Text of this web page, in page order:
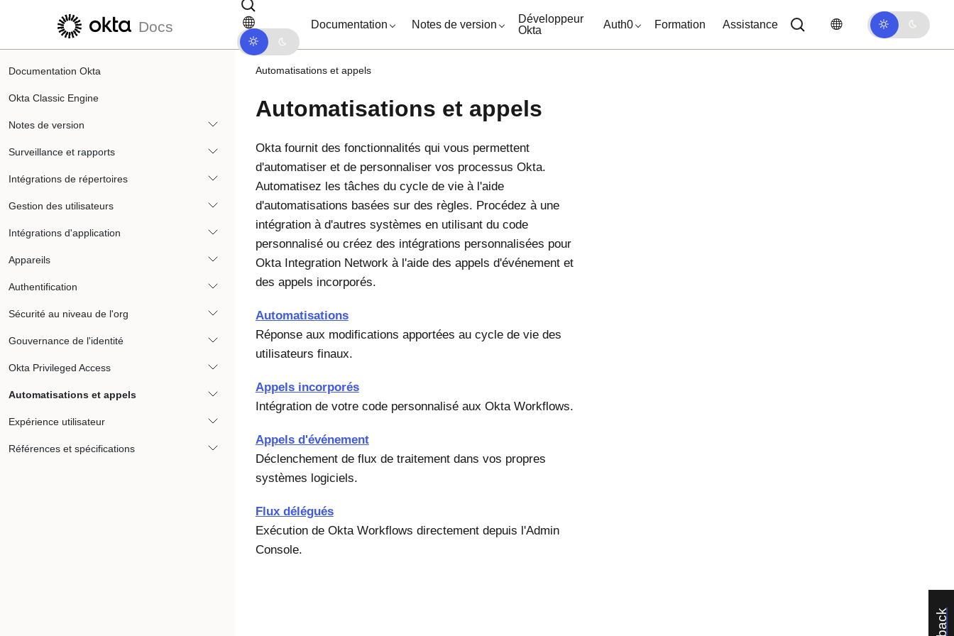
Passer au contenu principal Passer à la navigation dans les documents
Docs Documentation Notes de version
Développeur
Okta
Auth0 Formation Assistance
Documentation Okta
Okta Classic Engine
Notes de version
Surveillance et rapports
Intégrations de répertoires
Gestion des utilisateurs
Intégrations d'application
Appareils
Authentification
Sécurité au niveau de l'org
Gouvernance de l'identité
Okta Privileged Access
Automatisations et appels
Expérience utilisateur
Références et spécifications
Automatisations et appels
Automatisations et appels
Okta fournit des fonctionnalités qui vous permettent
d'automatiser et de personnaliser vos processus Okta.
Automatisez les tâches du cycle de vie à l'aide
d'automatisations basées sur des règles. Procédez à une
intégration à d'autres systèmes en utilisant du code
personnalisé ou créez des intégrations personnalisées pour
Okta Integration Network à l'aide des appels d'événement et
des appels incorporés.
Automatisations
Réponse aux modifications apportées au cycle de vie des
utilisateurs finaux.
Appels incorporés
Intégration de votre code personnalisé aux Okta Workflows.
Appels d'événement
Déclenchement de flux de traitement dans vos propres
systèmes logiciels.
Flux délégués
Exécution de Okta Workflows directement depuis l'Admin
Console.